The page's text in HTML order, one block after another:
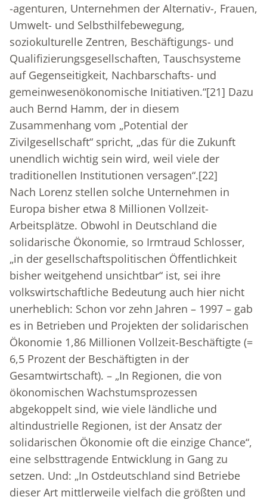
-agenturen, Unternehmen der Alternativ-, Frauen,
Umwelt- und Selbsthilfebewegung,
soziokulturelle Zentren, Beschäftigungs- und
Qualifizierungsgesellschaften, Tauschsysteme
auf Gegenseitigkeit, Nachbarschafts- und
gemeinwesenökonomische Initiativen.“[21] Dazu
auch Bernd Hamm, der in diesem
Zusammenhang vom „Potential der
Zivilgesellschaft“ spricht, „das für die Zukunft
unendlich wichtig sein wird, weil viele der
traditionellen Institutionen versagen“.[22]
Nach Lorenz stellen solche Unternehmen in
Europa bisher etwa 8 Millionen Vollzeit-
Arbeitsplätze. Obwohl in Deutschland die
solidarische Ökonomie, so Irmtraud Schlosser,
„in der gesellschaftspolitischen Öffentlichkeit
bisher weitgehend unsichtbar“ ist, sei ihre
volkswirtschaftliche Bedeutung auch hier nicht
unerheblich: Schon vor zehn Jahren – 1997 – gab
es in Betrieben und Projekten der solidarischen
Ökonomie 1,86 Millionen Vollzeit-Beschäftigte (=
6,5 Prozent der Beschäftigten in der
Gesamtwirtschaft). – „In Regionen, die von
ökonomischen Wachstumsprozessen
abgekoppelt sind, wie viele ländliche und
altindustrielle Regionen, ist der Ansatz der
solidarischen Ökonomie oft die einzige Chance“,
eine selbsttragende Entwicklung in Gang zu
setzen. Und: „In Ostdeutschland sind Betriebe
dieser Art mittlerweile vielfach die größten und